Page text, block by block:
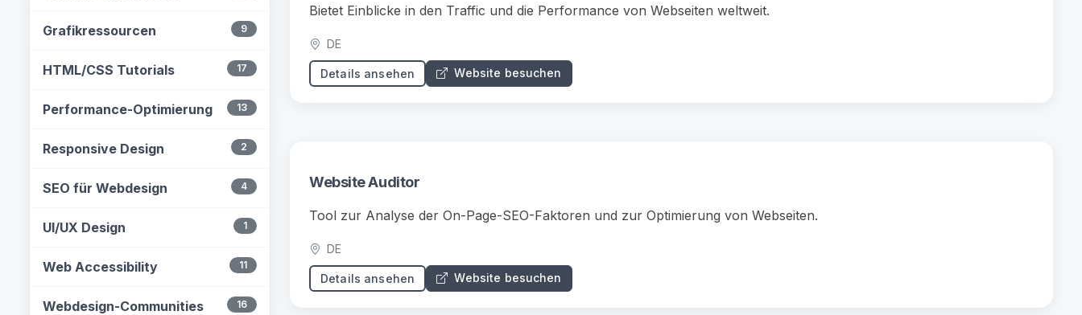
Grafikressourcen 9
HTML/CSS Tutorials 17
Performance-Optimierung 13
Responsive Design 2
SEO für Webdesign 4
UI/UX Design 1
Web Accessibility 11
Webdesign-Communities 16
Bietet Einblicke in den Traffic und die Performance von Webseiten weltweit.
DE
Details ansehen Website besuchen
Website Auditor
Tool zur Analyse der On-Page-SEO-Faktoren und zur Optimierung von Webseiten.
DE
Details ansehen Website besuchen